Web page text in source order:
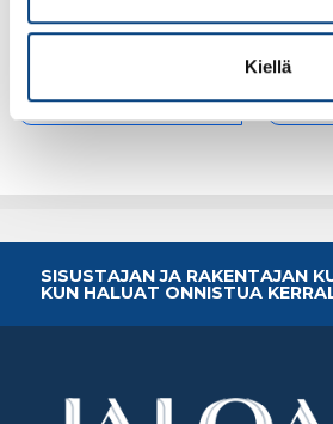
Kiellä
Lisää tilauskoriin
SISUSTAJAN JA RAKENTAJAN
KUN HALUAT ONNISTUA